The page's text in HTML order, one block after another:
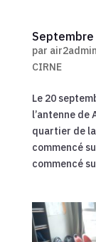
Septembre
par air2admin
CIRNE
Le 20
l’antenne de
quartier de
commencé
commencé